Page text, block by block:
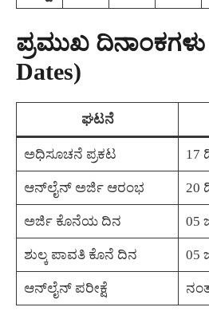
ಪ್ರಮುಖ
Dates)
ಘಟನೆ
ಅಧಿಸೂಚನೆ ಪ್ರಕಟ 17
ಆನ್‌ಲೈನ್ ಅರ್ಜಿ ಆರಂಭ 20
ಅರ್ಜಿ ಕೊನೆಯ ದಿನ 05
ಶುಲ್ಕ ಪಾವತಿ ಕೊನೆ ದಿನ 05
ಆನ್‌ಲೈನ್ ಪರೀಕ್ಷೆ